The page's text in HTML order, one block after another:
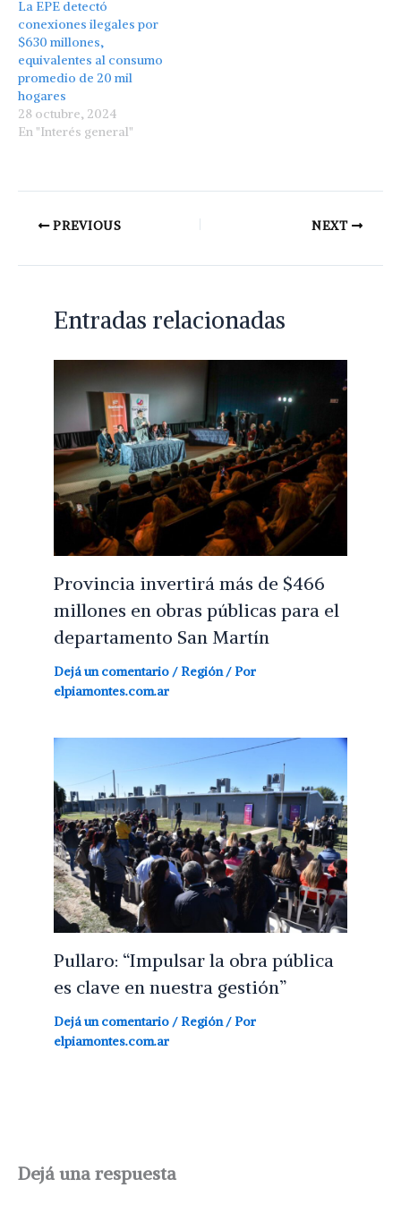
La EPE detectó
conexiones ilegales por
$630 millones,
equivalentes al consumo
promedio de 20 mil
hogares
28 octubre, 2024
En "Interés general"
PREVIOUS NEXT
Entradas relacionadas
Provincia invertirá más de $466
millones en obras públicas para el
departamento San Martín
Dejá un comentario / Región / Por
elpiamontes.com.ar
Pullaro: “Impulsar la obra pública
es clave en nuestra gestión”
Dejá un comentario /Región/ Por
elpiamontes.com.ar
Dejá una respuesta